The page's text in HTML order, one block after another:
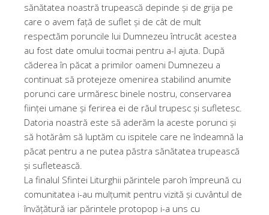
sănătatea noastră trupească depinde și de grija pe
care o avem față de suflet și de cât de mult
respectăm poruncile lui Dumnezeu întrucât acestea
au fost date omului tocmai pentru a-l ajuta. După
căderea în păcat a primilor oameni Dumnezeu a
continuat să protejeze omenirea stabilind anumite
porunci care urmăresc binele nostru, conservarea
ființei umane și ferirea ei de răul trupesc și sufletesc.
Datoria noastră este să aderăm la aceste porunci și
să hotărâm să luptăm cu ispitele care ne îndeamnă la
păcat pentru a ne putea păstra sănătatea trupească
și sufletească.
La finalul Sfintei Liturghii părintele paroh împreună cu
comunitatea i-au mulțumit pentru vizită și cuvântul de
învățătură iar părintele protopop i-a uns cu